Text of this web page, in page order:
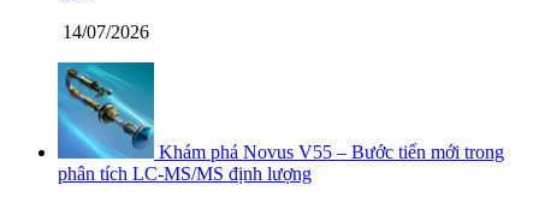
14/07/2026
Khám phá Novus V55 – Bước tiến mới trong
phân tích LC-MS/MS định lượng